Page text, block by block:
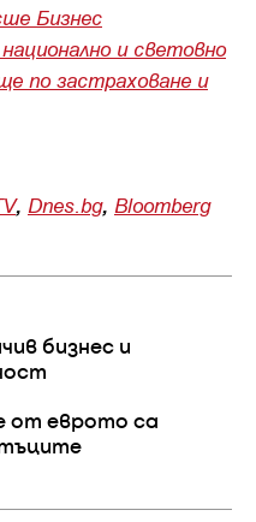
Бизнес
и световно
по застраховане и
, Dnes.bg, Bloomberg
бизнес и
от еврото са